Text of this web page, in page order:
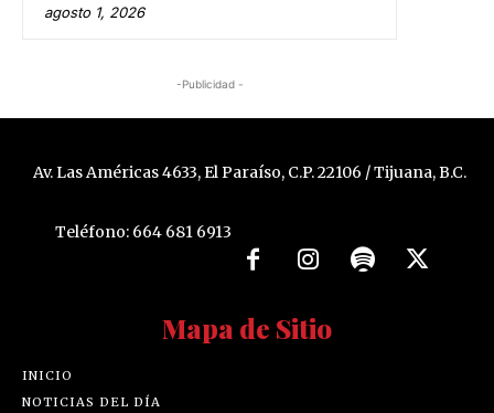
agosto 1, 2026
-Publicidad -
Av. Las Américas 4633, El Paraíso, C.P. 22106 / Tijuana, B.C.
Teléfono: 664 681 6913
Mapa de Sitio
INICIO
NOTICIAS DEL DÍA